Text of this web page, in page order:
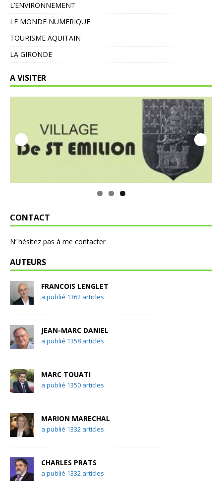
L’ENVIRONNEMENT
LE MONDE NUMERIQUE
TOURISME AQUITAIN
LA GIRONDE
A VISITER
CONTACT
N’ hésitez pas à me contacter
AUTEURS
FRANCOIS LENGLET
a publié 1362 articles
JEAN-MARC DANIEL
a publié 1358 articles
MARC TOUATI
a publié 1350 articles
MARION MARECHAL
a publié 1332 articles
CHARLES PRATS
a publié 1332 articles